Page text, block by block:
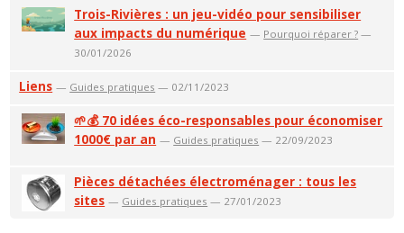
Trois-Rivières : un jeu-vidéo pour sensibiliser
aux impacts du numérique — Pourquoi réparer ? —
30/01/2026
Liens — Guides pratiques — 02/11/2023
🌱💰 70 idées éco-responsables pour économiser
1000€ par an — Guides pratiques — 22/09/2023
Pièces détachées électroménager : tous les
sites — Guides pratiques — 27/01/2023